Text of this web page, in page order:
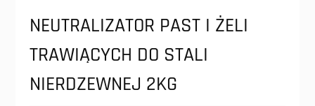
NEUTRALIZATOR PAST I ŻELI
TRAWIĄCYCH DO STALI
NIERDZEWNEJ 2KG